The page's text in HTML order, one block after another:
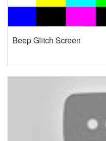
Beep Glitch Screen